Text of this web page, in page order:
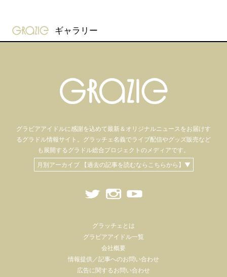
gravure-grazie
ギャラリー
グラビアアイドルに感謝を込めて最新＆オリジナルニュースをお届けす
るグラドル情報サイト。 グラッチェ名義でライブ配信やグッズ販売など
も 展開するグラドル総合プロジェクトのメディアです。
月別アーカイブ 【過去の記事を読むならこちらから】▼
グラッチェとは
グラビアアイドル一覧
会社概要
情報提供／記事へのお問い合わせ
広告に関するお問い合わせ